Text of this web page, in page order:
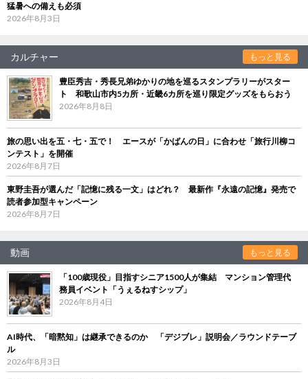
猛暑への備えも必須
2026年8月3日
カルチャー もっと見る
豊臣秀吉・秀長兄弟ゆかりの地を巡るスタンプラリーがスター
ト 和歌山市内5カ所・近畿6カ所を巡り限定グッズをもらおう
2026年8月8日
旅の思い出を五・七・五で！ エースが「かばんの日」に合わせ「旅行川柳コ
ンテスト」を開催
2026年8月7日
東野圭吾が選んだ「記憶に残る一文」はどれ？ 最新作『永遠の記憶』発売で
読者参加型キャンペーン
2026年8月7日
動画 もっと見る
「100歳現役」目指すシニア1500人が集結 マンション管理代
務員イベント「うぇるねすシップ」
2026年8月4日
AI時代、「暗黙知」は継承できるのか 「デジブレ」説明会／ラウンドテーブ
ル
2026年8月3日